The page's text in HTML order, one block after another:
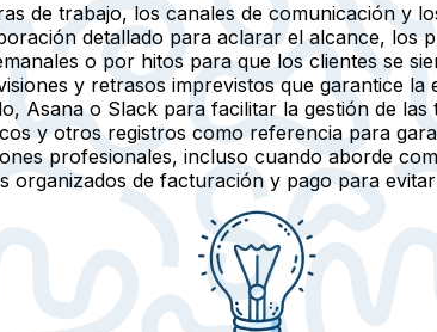
de trabajo, los canales de comunicación y
detallado para aclarar el alcance, los
o por hitos para que los clientes se
y retrasos imprevistos que garantice la
Asana o Slack para facilitar la gestión de
y otros registros como referencia para
profesionales, incluso cuando aborde
organizados de facturación y pago para